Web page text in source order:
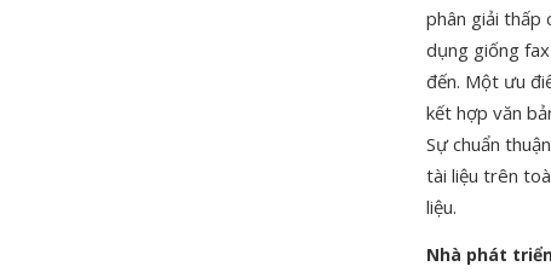
phân giải thấp
dụng giống
đến. Một ưu
kết hợp văn
Sự chuẩn
tài liệu trên
liệu.
Nhà phát